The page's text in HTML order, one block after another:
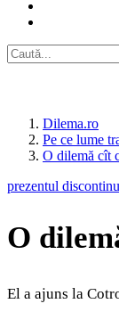
Dilema.ro
Pe ce lume
O dilemă cît
prezentul
O
El a ajuns la